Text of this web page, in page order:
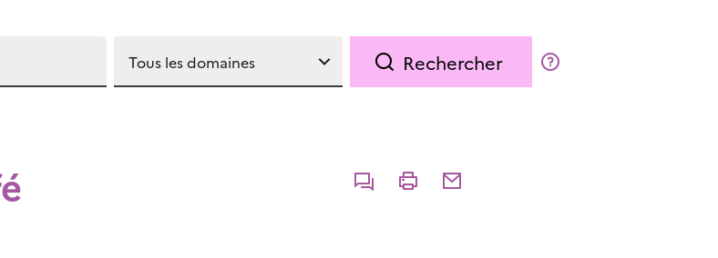
Rechercher
CommenterImprimerPartager par courriel